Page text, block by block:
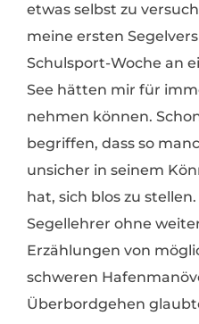
etwas selbst zu
meine ersten
Schulsport-Woche an
See hätten mir für
nehmen können.
begriffen, dass so
unsicher in seinem
hat, sich blos zu
Segellehrer ohne
Erzählungen von
schweren
Überbordgehen